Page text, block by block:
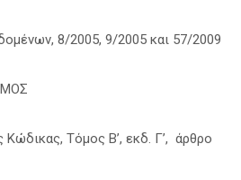
8/2005, 9/2005 και 57/2009
Κώδικας, Τόμος Β’, εκδ. Γ’, άρθρο